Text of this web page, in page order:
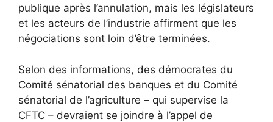
publique après l’annulation, mais les législateurs
et les acteurs de l’industrie affirment que les
négociations sont loin d’être terminées.
Selon des informations, des démocrates du
Comité sénatorial des banques et du Comité
sénatorial de l’agriculture – qui supervise la
CFTC – devraient se joindre à l’appel de